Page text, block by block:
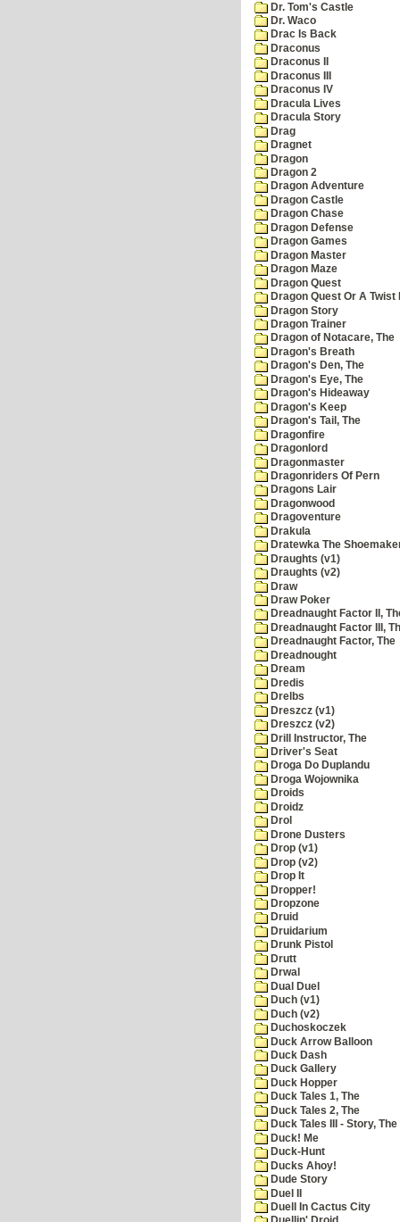
Dr. Tom's Castle
Dr. Waco
Drac Is Back
Draconus
Draconus II
Draconus III
Draconus IV
Dracula Lives
Dracula Story
Drag
Dragnet
Dragon
Dragon 2
Dragon Adventure
Dragon Castle
Dragon Chase
Dragon Defense
Dragon Games
Dragon Master
Dragon Maze
Dragon Quest
Dragon Quest Or A Twist
Dragon Story
Dragon Trainer
Dragon of Notacare, The
Dragon's Breath
Dragon's Den, The
Dragon's Eye, The
Dragon's Hideaway
Dragon's Keep
Dragon's Tail, The
Dragonfire
Dragonlord
Dragonmaster
Dragonriders Of Pern
Dragons Lair
Dragonwood
Dragoventure
Drakula
Dratewka The
Draughts (v1)
Draughts (v2)
Draw
Draw Poker
Dreadnaught Factor II,
Dreadnaught Factor III,
Dreadnaught Factor, The
Dreadnought
Dream
Dredis
Drelbs
Dreszcz (v1)
Dreszcz (v2)
Drill Instructor, The
Driver's Seat
Droga Do Duplandu
Droga Wojownika
Droids
Droidz
Drol
Drone Dusters
Drop (v1)
Drop (v2)
Drop It
Dropper!
Dropzone
Druid
Druidarium
Drunk Pistol
Drutt
Drwal
Dual Duel
Duch (v1)
Duch (v2)
Duchoskoczek
Duck Arrow Balloon
Duck Dash
Duck Gallery
Duck Hopper
Duck Tales 1, The
Duck Tales 2, The
Duck Tales III - Story, The
Duck! Me
Duck-Hunt
Ducks Ahoy!
Dude Story
Duel II
Duell In Cactus City